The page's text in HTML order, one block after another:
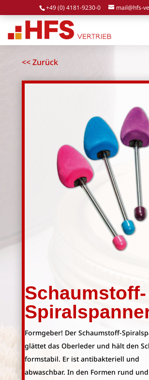
+49 (0) 4181-9230-0 mail@hfs-
<< Zurück
Schaumstoff-
Formgeber! Der Schaumstoff-
glättet das Oberleder und hält den
formstabil. Er ist antibakteriell und
abwaschbar. In den Formen rund